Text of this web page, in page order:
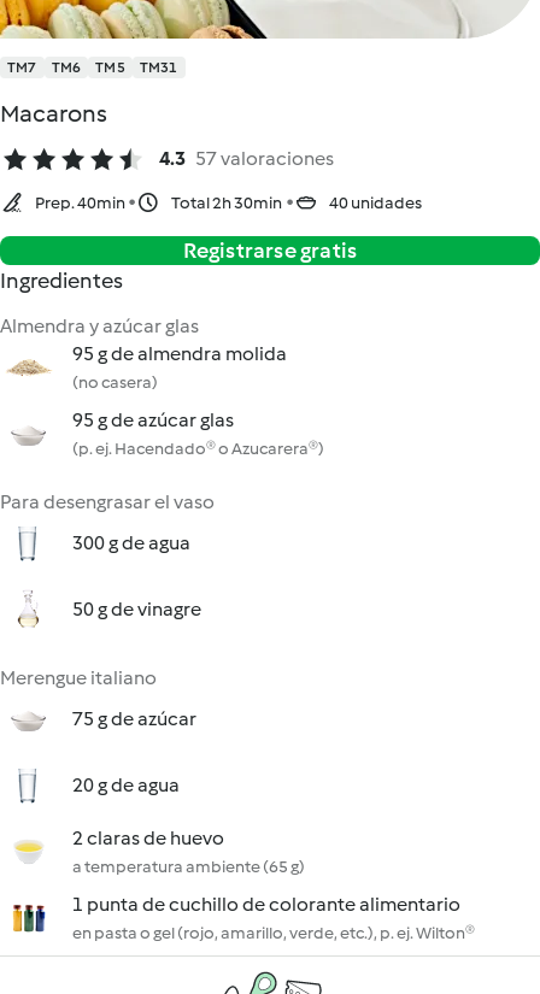
TM7 TM6 TM5 TM31
Macarons
4.3 57 valoraciones
Prep. 40min Total 2h 30min 40 unidades
Registrarse gratis
Ingredientes
Almendra y azúcar glas
95 g de almendra molida
(no casera)
95 g de azúcar glas
(p. ej. Hacendado® o Azucarera®)
Para desengrasar el vaso
300 g de agua
50 g de vinagre
Merengue italiano
75 g de azúcar
20 g de agua
2 claras de huevo
a temperatura ambiente (65 g)
1 punta de cuchillo de colorante alimentario
en pasta o gel (rojo, amarillo, verde, etc.), p. ej. Wilton®